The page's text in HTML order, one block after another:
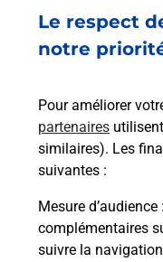
Le respect
notre
Pour améliorer
partenaires
similaires). Les
suivantes :
Mesure d’audience
complémentaires
suivre la
En savoir plus
Envoyer un colis